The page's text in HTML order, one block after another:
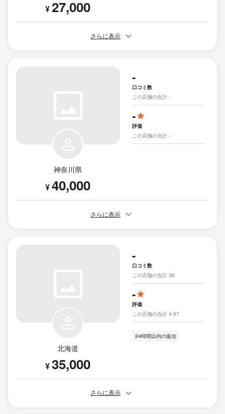
¥27,000
さらに表示
神奈川県
¥40,000
-
口コミ数
この店舗の合計 -
-
評価
この店舗の合計 -
さらに表示
北海道
¥35,000
-
口コミ数
この店舗の合計 36
-
評価
この店舗の合計 4.97
24時間以内の返信
さらに表示